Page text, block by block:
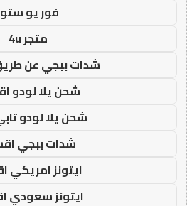
فور يو
متجر 4u
شدات ببجي عن
شحن يلا لودو
شحن يلا لودو
شدات ببجي
ايتونز امريكي
ايتونز سعودي